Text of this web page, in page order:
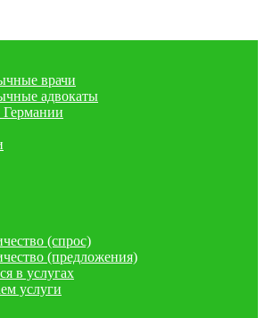
врачи
адвокаты
(спрос)
(предложения)
в услугах
услуги